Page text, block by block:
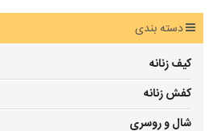
دسته بندی
کیف زنانه
کفش زنانه
شال و روسری